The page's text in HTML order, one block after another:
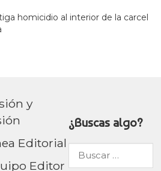
homicidio al interior de la carcel
y
Editorial
Editor
¿Buscas algo?
Buscar
por: